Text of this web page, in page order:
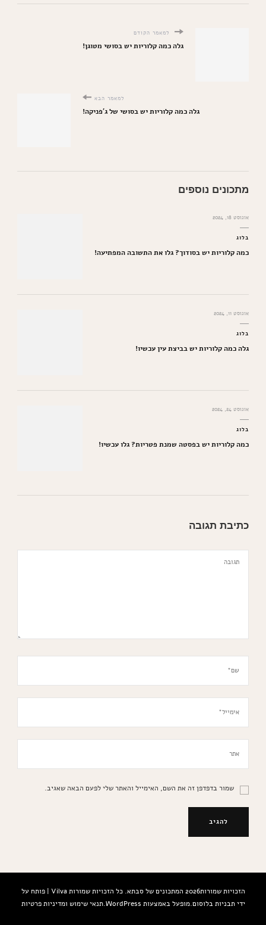
למאמר הקודם
גלה כמה קלוריות יש בסושי מטוגן!
למאמר הבא
גלה כמה קלוריות יש בסושי של ג'פניקה!
מתכונים נוספים
אוגוסט 18, 2024
בלוג
כמה קלוריות יש בסודוך? גלו את התשובה המפתיעה!
אוגוסט 11, 2024
בלוג
גלה כמה קלוריות יש בביצת עין עכשיו!
אוגוסט 24, 2024
בלוג
כמה קלוריות יש בפסטה שמנת פטריות? גלו עכשיו!
כתיבת תגובה
שמור בדפדפן זה את השם, האימייל והאתר שלי לפעם הבאה שאגיב.
הזכויות שמורות2026 המתכונים של סבתא. כל הזכויות שמורות
Vilva | פותח על
ידיתבניות בלוסום.מופעל באמצעות WordPress
.תנאי שימוש ומדיניות פרטיות